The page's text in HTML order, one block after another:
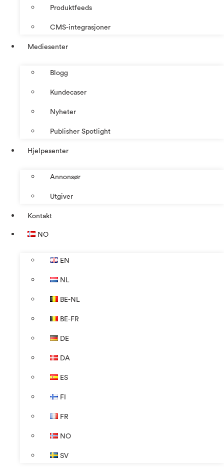
Produktfeeds
CMS-integrasjoner
Mediesenter
Blogg
Kundecaser
Nyheter
Publisher Spotlight
Hjelpesenter
Annonsør
Utgiver
Kontakt
NO
EN
NL
BE-NL
BE-FR
DE
DA
ES
FI
FR
NO
SV